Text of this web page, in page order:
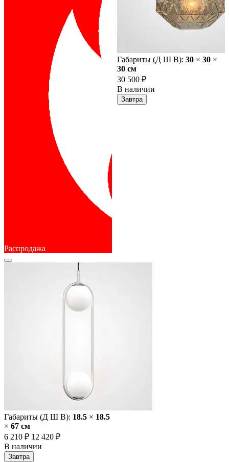
Распродажа
Габариты (Д Ш В): 18.5 × 18.5
× 67 cм
6 210 ₽ 12 420 ₽
В наличии
Завтра
Габариты (Д Ш В): 30 × 30 ×
30 cм
30 500 ₽
В наличии
Завтра